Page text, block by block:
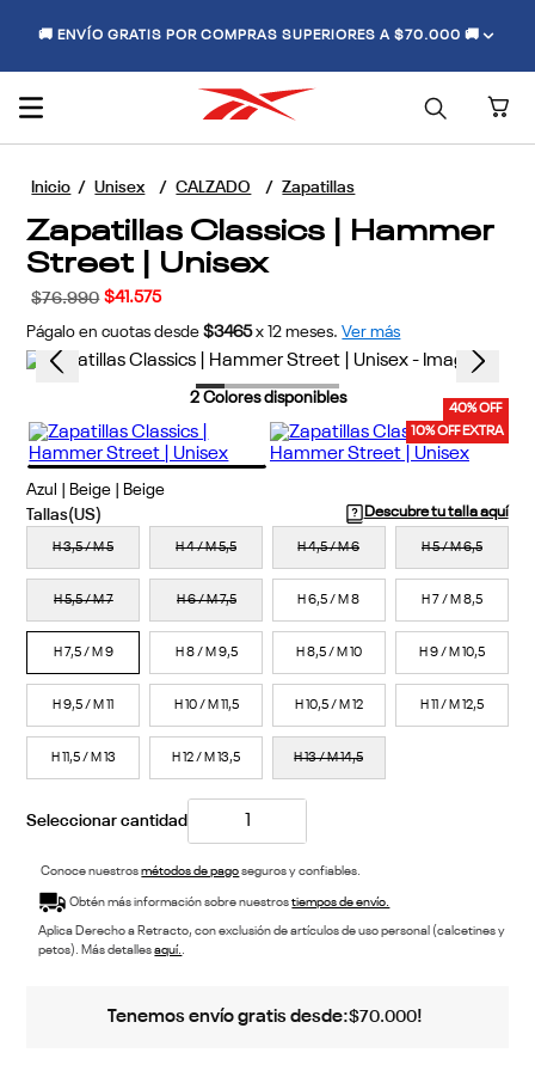
🚚 ENVÍO GRATIS POR COMPRAS SUPERIORES A $70.000 🚚
Unisex CALZADO Zapatillas
Zapatillas Classics | Hammer
Street | Unisex
$76.990 $41 .575
Págalo en cuotas desde $3465 x 12 meses. Ver más
40% OFF
10% OFF EXTRA
2Colores disponibles
Azul | Beige | Beige
Descubre tu talla aquí
H 3,5 / M 5 H 4 / M 5,5 H 4,5 / M 6 H 5 / M 6,5
H 5,5 / M 7 H 6 / M 7,5 H 6,5 / M 8 H 7 / M 8,5
H 7,5 / M 9 H 8 / M 9,5 H 8,5 / M 10 H 9 / M 10,5
H 9,5 / M 11 H 10 / M 11,5 H 10,5 / M 12 H 11 / M 12,5
H 11,5 / M 13 H 12 / M 13,5 H 13 / M 14,5
Conoce nuestrosmétodos de pagoseguros y confiables.
Obtén más información sobre nuestrostiempos de envío.
Aplica Derecho a Retracto, con exclusión de artículos de uso personal (calcetines y
petos). Más detallesaquí..
Tenemos envío gratis desde:$70.000!